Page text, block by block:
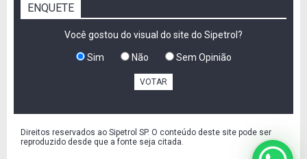
ENQUETE
Você gostou do visual do site do Sipetrol?
Sim Não Sem Opinião
VOTAR
Direitos reservados ao Sipetrol SP. O conteúdo deste site pode ser
reproduzido desde que a fonte seja citada.